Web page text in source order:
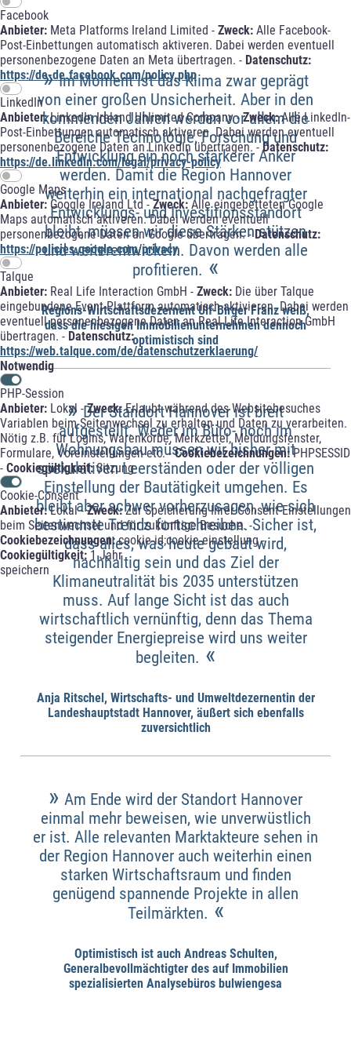
Facebook
Anbieter: Meta Platforms Ireland Limited - Zweck: Alle Facebook-
Post-Einbettungen automatisch aktiveren. Dabei werden eventuell
personenbezogene Daten an Meta übertragen. - Datenschutz:
https://de-de.facebook.com/policy.php
LinkedIn
Anbieter:LinkedIn Ireland Unlimited Company -Zweck:Alle LinkedIn-
Post-Einbettungen automatisch aktiveren. Dabei werden eventuell
personenbezogene Daten an LinkedIn übertragen. -Datenschutz:
https://de.linkedin.com/legal/privacy-policy
Google Maps
Anbieter:Google Ireland Ltd -Zweck:Alle eingebetteten Google
Maps automatisch aktiveren. Dabei werden eventuell
personenbezogene Daten an Google übertragen. -Datenschutz:
https://policies.google.com/privacy
Talque
Anbieter: Real Life Interaction GmbH - Zweck: Die über Talque
eingebundene Event-Plattform automatisch aktivieren. Dabei werden
eventuell personenbezogene Daten an Real Life Interaction GmbH
übertragen. - Datenschutz:
https://web.talque.com/de/datenschutzerklaerung/
Notwendig
PHP-Session
Anbieter: Lokal -Zweck:Erlaubt während des Websitebesuches
Variablen beim Seitenwechsel zu erhalten und Daten zu verarbeiten.
Nötig z.B. für Logins, Warenkörbe, Merkzettel, Meldungsfenster,
Formulare, Voreinstellungen etc. -Cookiebezeichnungen:PHPSESSID
- Cookiegültigkeit:Sitzung
Cookie-Consent
Anbieter:Lokal -Zweck:Zur Speicherung Ihrer Consent-Einstellungen
beim Seitenwechsel und für zukünftige Besuche. -
Cookiebezeichnungen:cookie-id;cookie-einstellung -
Cookiegültigkeit: 1 Jahr
speichern
»Im Moment ist das Klima zwar geprägt
von einer großen Unsicherheit. Aber in den
kommenden Jahren werden vor allem die
Bereiche Technologie, Forschung und
Entwicklung ein noch stärkerer Anker
werden. Damit die Region Hannover
weiterhin ein international nachgefragter
Entwicklungs- und Investitionsstandort
bleibt, müssen wir diese Stärken stützen
und weiterentwickeln. Davon werden alle
profitieren. «
Regions-Wirtschaftsdezernent Ulf-Birger Franz weiß,
dass die hiesigen Immobilienunternehmen dennoch
optimistisch sind
»Der Standort Hannover ist breit
aufgestellt. Weder im Büro- noch im
Wohnungsbau müssen wir bisher mit
spekulativen Leerständen oder der völligen
Einstellung der Bautätigkeit umgehen. Es
bleibt aber schwer vorherzusagen, wie sich
bestimmte Trends fortschreiben. Sicher ist,
dass alles, was heute gebaut wird,
nachhaltig sein und das Ziel der
Klimaneutralität bis 2035 unterstützen
muss. Auf lange Sicht ist das auch
wirtschaftlich vernünftig, denn das Thema
steigender Energiepreise wird uns weiter
begleiten. «
Anja Ritschel, Wirtschafts- und Umweltdezernentin der
Landeshauptstadt Hannover, äußert sich ebenfalls
zuversichtlich
» Am Ende wird der Standort Hannover
einmal mehr beweisen, wie unverwüstlich
er ist. Alle relevanten Marktakteure sehen in
der Region Hannover auch weiterhin einen
starken Wirtschaftsraum und finden
genügend spannende Projekte in allen
Teilmärkten. «
Optimistisch ist auch Andreas Schulten,
Generalbevollmächtigter des auf Immobilien
spezialisierten Analysebüros bulwiengesa